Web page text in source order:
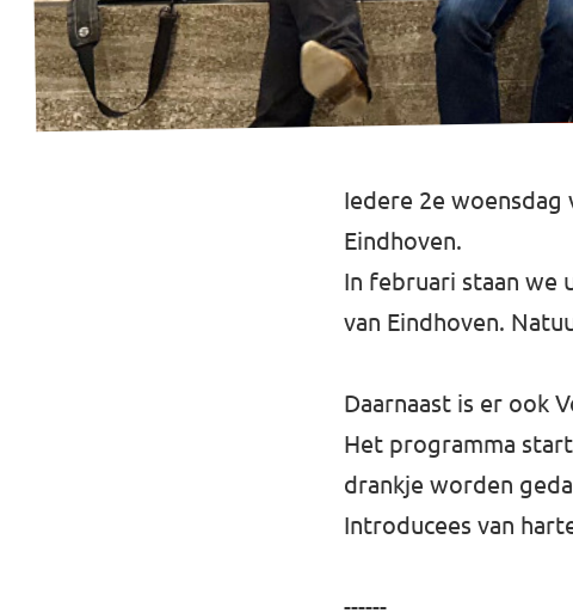
Iedere 2e woensdag
Eindhoven.
In februari staan we
van Eindhoven.
Daarnaast is er ook
Het programma
drankje worden
Introducees van
------